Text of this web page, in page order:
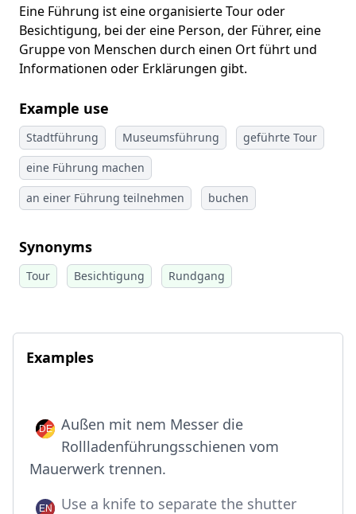
Eine Führung ist eine organisierte Tour oder
Besichtigung, bei der eine Person, der Führer, eine
Gruppe von Menschen durch einen Ort führt und
Informationen oder Erklärungen gibt.
Example use
Stadtführung Museumsführung
geführte Tour
eine Führung machen
an einer Führung teilnehmen
buchen
Synonyms
Tour Besichtigung Rundgang
Examples
Außen mit nem Messer die
Rollladenführungsschienen vom
Mauerwerk trennen.
Use a knife to separate the shutter